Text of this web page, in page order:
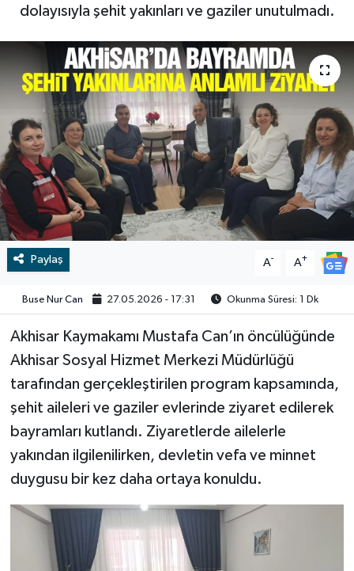
dolayısıyla şehit yakınları ve gaziler unutulmadı.
Paylaş A- A+
Buse Nur Can 27.05.2026 - 17:31 Okunma Süresi: 1 Dk
Akhisar Kaymakamı Mustafa Can’ın öncülüğünde
Akhisar Sosyal Hizmet Merkezi Müdürlüğü
tarafından gerçekleştirilen program kapsamında,
şehit aileleri ve gaziler evlerinde ziyaret edilerek
bayramları kutlandı. Ziyaretlerde ailelerle
yakından ilgilenilirken, devletin vefa ve minnet
duygusu bir kez daha ortaya konuldu.
BİLİM VE TEKNOLOJİ
Yaşam
Tarih
Çevre
Dünya
İletişim
Künye
SPOR
Vefat
Video